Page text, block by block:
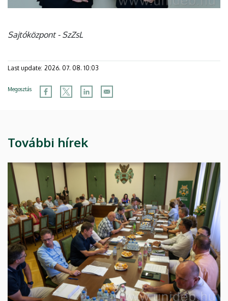
Sajtóközpont - SzZsL
Last update: 2026. 07. 08. 10:03
Megosztás
További hírek